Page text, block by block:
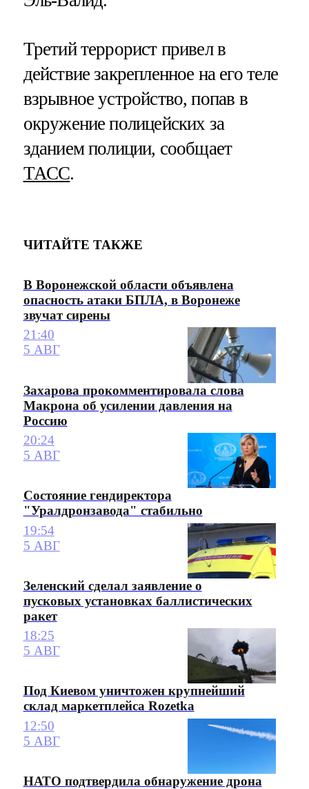
Третий террорист привел в
действие закрепленное на его теле
взрывное устройство, попав в
окружение полицейских за
зданием полиции, сообщает
ТАСС.
ЧИТАЙТЕ ТАКЖЕ
В Воронежской области объявлена
опасность атаки БПЛА, в Воронеже
звучат сирены
21:40
5 АВГ
Захарова прокомментировала слова
Макрона об усилении давления на
Россию
20:24
5 АВГ
Состояние гендиректора
"Уралдронзавода" стабильно
19:54
5 АВГ
Зеленский сделал заявление о
пусковых установках баллистических
ракет
18:25
5 АВГ
Под Киевом уничтожен крупнейший
склад маркетплейса Rozetka
12:50
5 АВГ
НАТО подтвердила обнаружение дрона